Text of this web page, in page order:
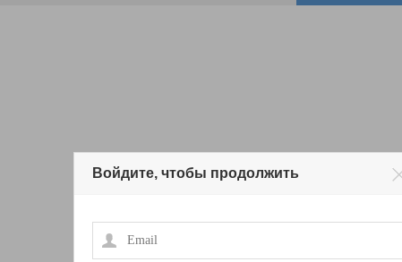
Войдите, чтобы продолжить
Email